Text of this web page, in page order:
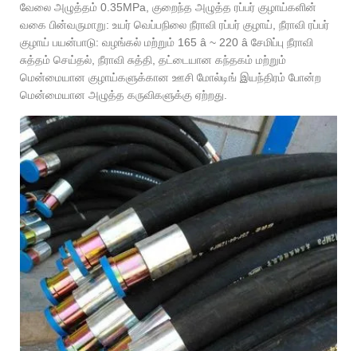
வேலை அழுத்தம் 0.35MPa, குறைந்த அழுத்த ரப்பர் குழாய்களின்
வகை பின்வருமாறு: உயர் வெப்பநிலை நீராவி ரப்பர் குழாய், நீராவி ரப்பர்
குழாய் பயன்பாடு: வழங்கல் மற்றும் 165 â ~ 220 â சேமிப்பு நீராவி
சுத்தம் செய்தல், நீராவி சுத்தி, தட்டையான கந்தகம் மற்றும்
மென்மையான குழாய்களுக்கான ஊசி மோல்டிங் இயந்திரம் போன்ற
மென்மையான அழுத்த கருவிகளுக்கு ஏற்றது.